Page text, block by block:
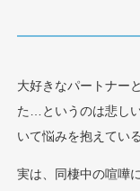
大好きなパートナー
た…というのは悲し
いて悩みを抱えてい
実は、同棲中の喧嘩